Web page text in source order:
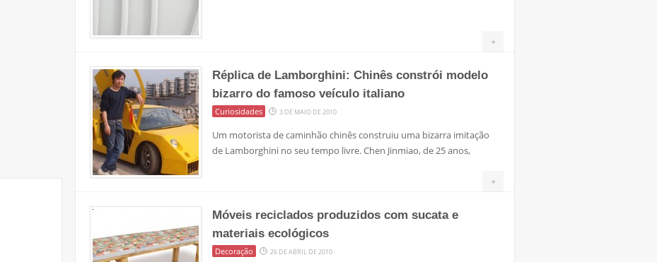
+
Réplica de Lamborghini: Chinês constrói modelo
bizarro do famoso veículo italiano
Curiosidades 3 DE MAIO DE 2010
Um motorista de caminhão chinês construiu uma bizarra imitação
de Lamborghini no seu tempo livre. Chen Jinmiao, de 25 anos,
+
Móveis reciclados produzidos com sucata e
materiais ecológicos
Decoração 26 DE ABRIL DE 2010